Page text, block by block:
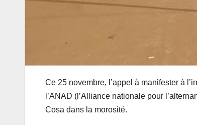
Ce 25 novembre, l’appel à manifester à
l’ANAD (l’Alliance nationale pour
Cosa dans la morosité.